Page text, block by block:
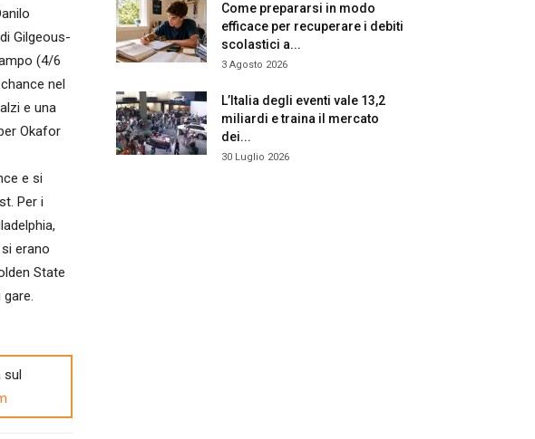
Gilgeous-
(4/6
nel
e una
Okafor
e si
Per i
erano
State
sul
Come prepararsi in modo
efficace per recuperare i debiti
scolastici a...
3 Agosto 2026
L’Italia degli eventi vale 13,2
miliardi e traina il mercato
dei...
30 Luglio 2026